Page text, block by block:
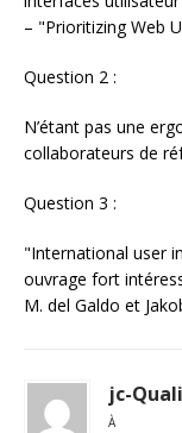
– "Prioritizing Web
Question 2 :
N’étant pas une
collaborateurs de
Question 3 :
"International user
ouvrage fort
M. del Galdo et
jc-
À